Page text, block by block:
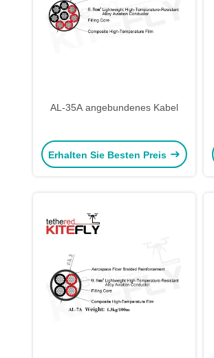
AL-35A angebundenes Kabel
Erhalten Sie Besten Preis